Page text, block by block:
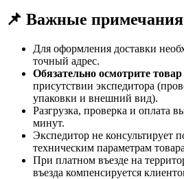
📌 Важные примечания
Для оформления доставки
точный адрес.
Обязательно осмотрите
присутствии экспедитора
упаковки и внешний вид).
Разгрузка, проверка и оплата
минут.
Экспедитор не консультирует
техническим параметрам
При платном въезде на
въезда компенсируется